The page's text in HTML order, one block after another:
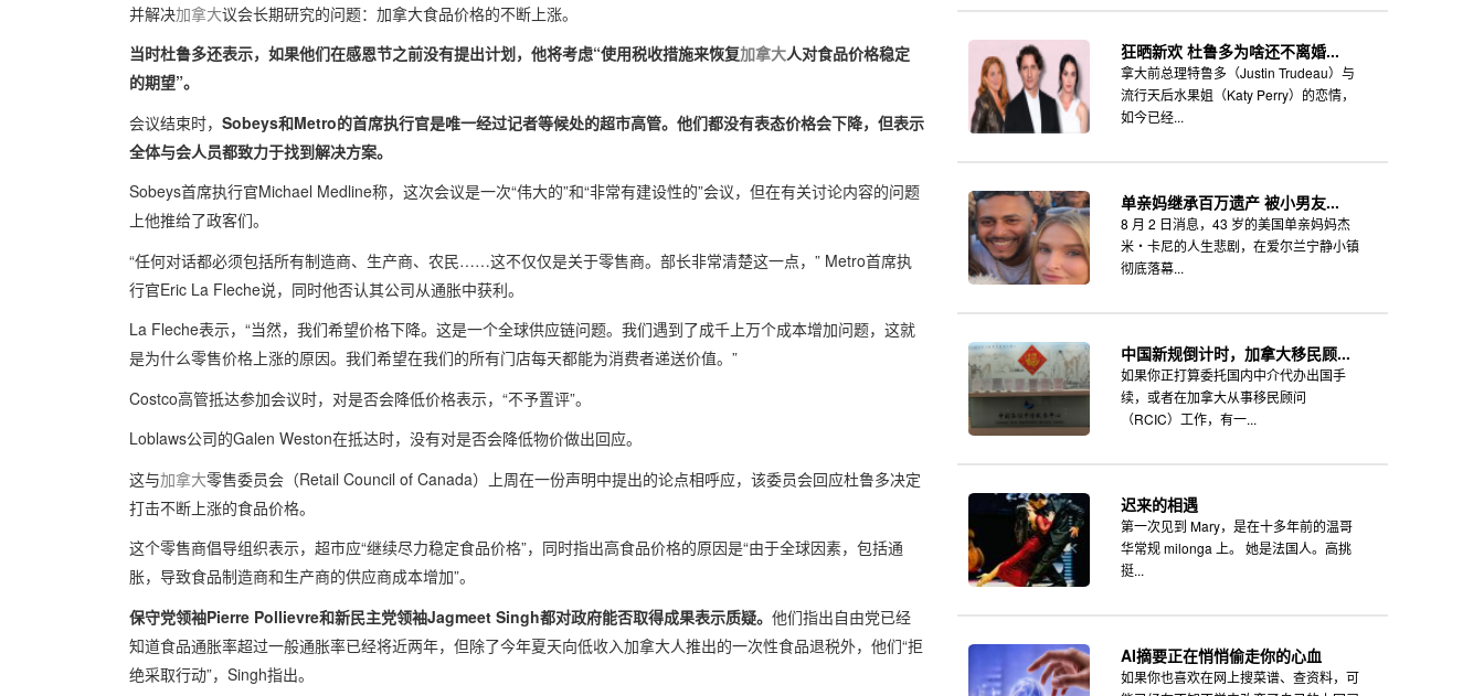
并解决加拿大议会长期研究的问题：加拿大食品价格的不断上涨。
当时杜鲁多还表示，如果他们在感恩节之前没有提出计划，他将考虑“使用税收措施来恢复加拿大人对食品价格稳定
的期望”。
会议结束时， Sobeys和Metro的首席执行官是唯一经过记者等候处的超市高管。他们都没有表态价格会下降，但表示
全体与会人员都致力于找到解决方案。
Sobeys首席执行官Michael Medline称，这次会议是一次“伟大的”和“非常有建设性的”会议，但在有关讨论内容的问题
上他推给了政客们。
“任何对话都必须包括所有制造商、生产商、农民……这不仅仅是关于零售商。部长非常清楚这一点，” Metro首席执
行官Eric La Fleche说，同时他否认其公司从通胀中获利。
La Fleche表示，“当然，我们希望价格下降。这是一个全球供应链问题。我们遇到了成千上万个成本增加问题，这就
是为什么零售价格上涨的原因。我们希望在我们的所有门店每天都能为消费者递送价值。”
Costco高管抵达参加会议时，对是否会降低价格表示，“不予置评”。
Loblaws公司的Galen Weston在抵达时，没有对是否会降低物价做出回应。
这与加拿大零售委员会（Retail Council of Canada）上周在一份声明中提出的论点相呼应，该委员会回应杜鲁多决定
打击不断上涨的食品价格。
这个零售商倡导组织表示，超市应“继续尽力稳定食品价格”，同时指出高食品价格的原因是“由于全球因素，包括通
胀，导致食品制造商和生产商的供应商成本增加”。
保守党领袖Pierre Pollievre和新民主党领袖Jagmeet Singh都对政府能否取得成果表示质疑。 他们指出自由党已经
知道食品通胀率超过一般通胀率已经将近两年，但除了今年夏天向低收入加拿大人推出的一次性食品退税外，他们“拒
绝采取行动”，Singh指出。
狂晒新欢 杜鲁多为啥还不离婚...
拿大前总理特鲁多（Justin Trudeau）与
流行天后水果姐（Katy Perry）的恋情，
如今已经...
单亲妈继承百万遗产 被小男友...
8 月 2 日消息，43 岁的美国单亲妈妈杰
米・卡尼的人生悲剧，在爱尔兰宁静小镇
彻底落幕...
中国新规倒计时，加拿大移民顾...
如果你正打算委托国内中介代办出国手
续，或者在加拿大从事移民顾问
（RCIC）工作，有一...
迟来的相遇
第一次见到 Mary，是在十多年前的温哥
华常规 milonga 上。 她是法国人。高挑
挺...
AI摘要正在悄悄偷走你的心血
如果你也喜欢在网上搜菜谱、查资料，可